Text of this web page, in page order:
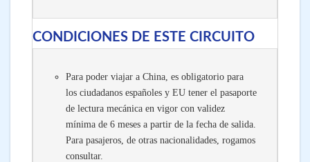
CONDICIONES DE ESTE CIRCUITO
Para poder viajar a China, es obligatorio para
los ciudadanos españoles y EU tener el pasaporte
de lectura mecánica en vigor con validez
mínima de 6 meses a partir de la fecha de salida.
Para pasajeros, de otras nacionalidades, rogamos
consultar.